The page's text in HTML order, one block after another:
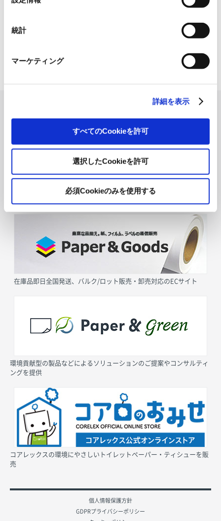
統計
マーケティング
詳細を表示
すべてのCookieを許可
選択したCookieを許可
必須Cookieのみを使用する
「周南 蚤の市2026 ×周南本屋通
日本紙パルプ商事は、2026年5月30日および31日に山口県...
在庫品即日全国発送、バルク/ロット販売・卸売対応のECサイト
環境貢献型の製品などによるソリューションのご提案やコンサルティ
ングを提供
コアレックスの環境にやさしいトイレットペーパー・ティシューを販
売
個人情報保護方針
GDPRプライバシーポリシー